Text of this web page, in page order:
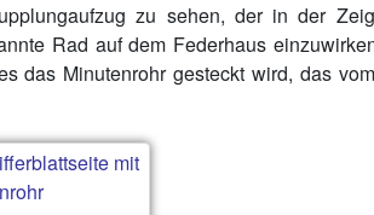
zu sehen, der in der
Rad auf dem Federhaus
das Minutenrohr gesteckt wird, das